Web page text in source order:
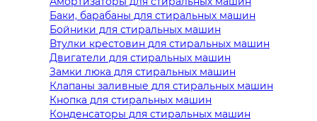
Баки, барабаны для стиральных машин
Бойники для стиральных машин
Втулки крестовин для стиральных машин
Двигатели для стиральных машин
Замки люка для стиральных машин
Клапаны заливные для стиральных машин
Кнопка для стиральных машин
Конденсаторы для стиральных машин